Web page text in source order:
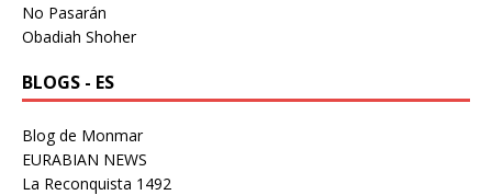
No Pasarán
Obadiah Shoher
BLOGS - ES
Blog de Monmar
EURABIAN NEWS
La Reconquista 1492